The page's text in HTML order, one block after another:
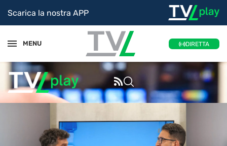
Scarica la nostra APP
MENU DIRETTA